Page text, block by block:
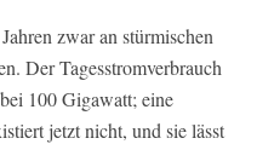
zwar an stürmischen
Der Tagesstromverbrauch
100 Gigawatt; eine
jetzt nicht, und sie lässt